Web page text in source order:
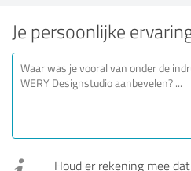
Je persoonlijke
Houd er rekening mee